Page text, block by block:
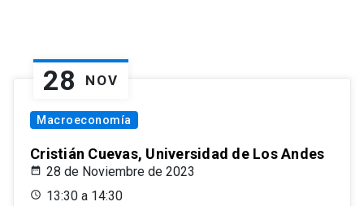
28 NOV
Macroeconomía
Cristián Cuevas, Universidad de Los Andes
28 de Noviembre de 2023
13:30 a 14:30